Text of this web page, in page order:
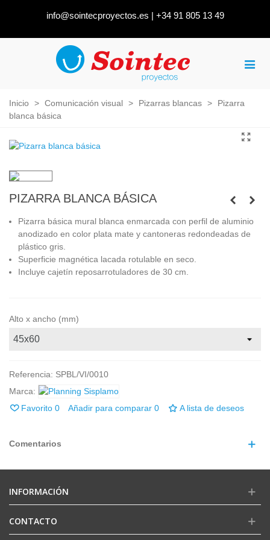
info@sointecproyectos.es | +34 91 805 13 49
Inicio > Comunicación visual > Pizarras blancas >
Pizarra
blanca básica
PIZARRA BLANCA BÁSICA
Pizarra básica mural blanca enmarcada con perfil de aluminio
anodizado en color plata mate y cantoneras redondeadas de
plástico gris.
Superficie magnética lacada rotulable en seco.
Incluye cajetín reposarrotuladores de 30 cm.
Alto x ancho (mm)
Referencia: SPBL/VI/0010
Marca:
Favorito 0 Añadir para comparar 0 A lista de deseos
Comentarios
INFORMACIÓN
CONTACTO